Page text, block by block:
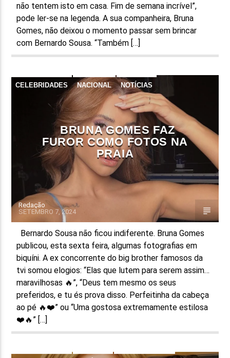
não tentem isto em casa. Fim de semana incrível”,
pode ler-se na legenda. A sua companheira, Bruna
Gomes, não deixou o momento passar sem brincar
com Bernardo Sousa. “Também […]
CELEBRIDADES NACIONAL NOTÍCIAS
REDES SOCIAIS
BRUNA GOMES FAZ
FUROR COMO FOTOS NA
PRAIA
Redação
SETEMBRO 7, 2024
Bernardo Sousa não ficou indiferente. Bruna Gomes
publicou, esta sexta feira, algumas fotografias em
biquíni. A ex concorrente do big brother famosos da
tvi somou elogios: “Elas que lutem para serem assim…
maravilhosas 🔥”, “Deus tem mesmo os seus
preferidos, e tu és prova disso. Perfeitinha da cabeça
ao pé 🔥❤️” ou “Uma gostosa extremamente estilosa
❤️🔥” […]